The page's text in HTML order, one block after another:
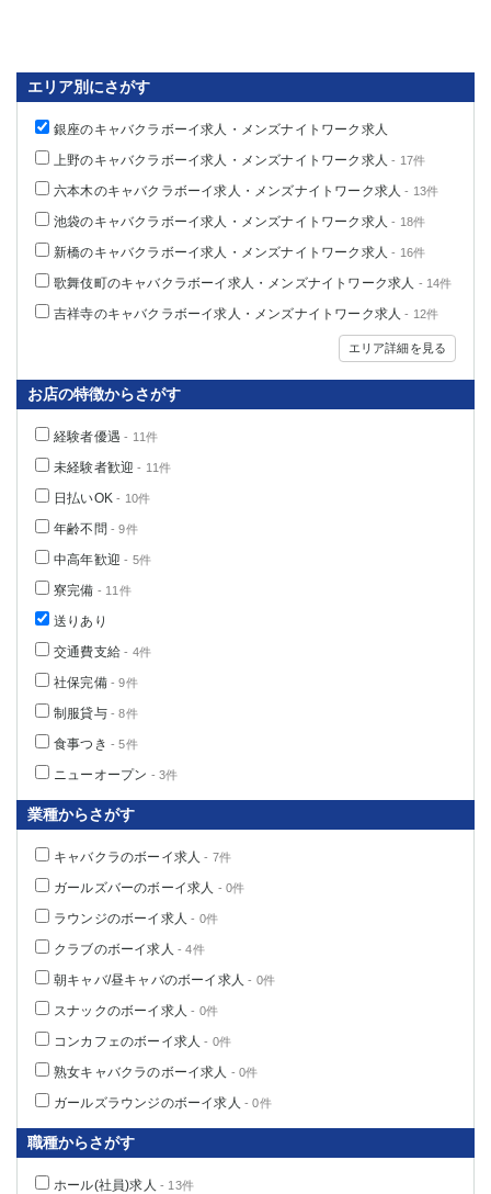
エリア別にさがす
銀座のキャバクラボーイ求人・メンズナイトワーク求人
上野のキャバクラボーイ求人・メンズナイトワーク求人 - 17件
六本木のキャバクラボーイ求人・メンズナイトワーク求人 - 13件
池袋のキャバクラボーイ求人・メンズナイトワーク求人 - 18件
新橋のキャバクラボーイ求人・メンズナイトワーク求人 - 16件
歌舞伎町のキャバクラボーイ求人・メンズナイトワーク求人 - 14件
吉祥寺のキャバクラボーイ求人・メンズナイトワーク求人 - 12件
エリア詳細を見る
お店の特徴からさがす
経験者優遇 - 11件
未経験者歓迎 - 11件
日払いOK - 10件
年齢不問 - 9件
中高年歓迎 - 5件
寮完備 - 11件
送りあり
交通費支給 - 4件
社保完備- 9件
制服貸与- 8件
食事つき - 5件
ニューオープン - 3件
業種からさがす
キャバクラのボーイ求人 - 7件
ガールズバーのボーイ求人 - 0件
ラウンジのボーイ求人 - 0件
クラブのボーイ求人 - 4件
朝キャバ/昼キャバのボーイ求人 - 0件
スナックのボーイ求人 - 0件
コンカフェのボーイ求人 - 0件
熟女キャバクラのボーイ求人 - 0件
ガールズラウンジのボーイ求人 - 0件
職種からさがす
ホール(社員)求人 - 13件